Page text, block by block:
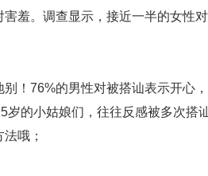
羞。调查显示，接近一半的女性对
！76%的男性对被搭讪表示开心
的小姑娘们，往往反感被多次搭
哦；